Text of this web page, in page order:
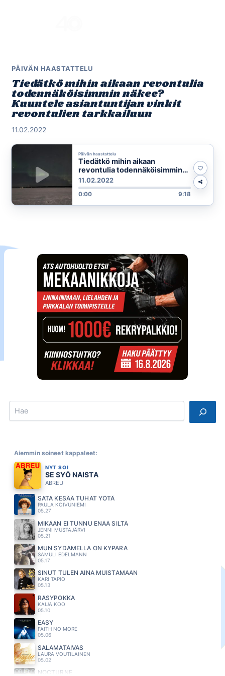
PÄIVÄN HAASTATTELU
Tiedätkö mihin aikaan revontulia
todennäköisimmin näkee?
Kuuntele asiantuntijan vinkit
revontulien tarkkailuun
11.02.2022
Päivän haastattelu
Tiedätkö mihin aikaan
revontulia todennäköisimmin
näkee? Kuuntele asiantuntijan
vinkit revontulien tarkkailuun
11.02.2022
0:00 9:18
Search
Aiemmin soineet kappaleet:
NYT SOI
SE SYÖ NAISTA
ABREU
SATA KESÄÄ TUHAT YÖTÄ
PAULA KOIVUNIEMI
05.27
MIKÄÄN EI TUNNU ENÄÄ SILTÄ
JENNI MUSTAJÄRVI
05.21
MUN SYDAMELLA ON KYPARA
SAMULI EDELMANN
05.17
SINUT TULEN AINA MUISTAMAAN
KARI TAPIO
05.13
RÄSYPOKKA
KAIJA KOO
05.10
EASY
FAITH NO MORE
05.06
SALAMATAIVAS
LAURA VOUTILAINEN
05.02
NOCTURNE